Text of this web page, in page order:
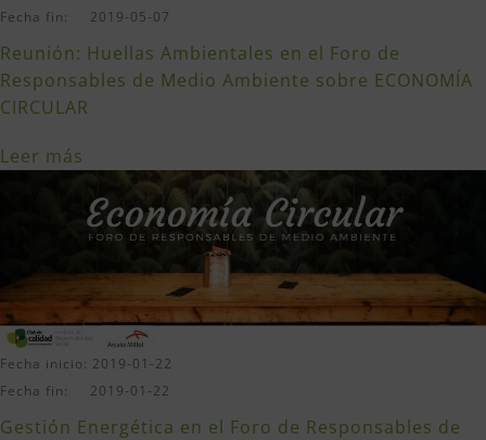
Fecha fin: 2019-05-07
Reunión: Huellas Ambientales en el Foro de
Responsables de Medio Ambiente sobre ECONOMÍA
CIRCULAR
Leer más
Fecha inicio: 2019-01-22
Fecha fin: 2019-01-22
Gestión Energética en el Foro de Responsables de